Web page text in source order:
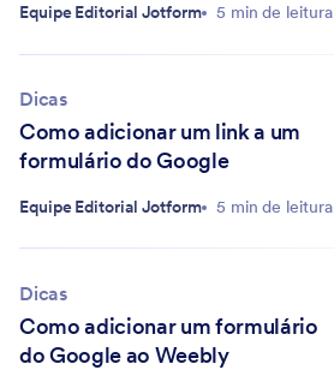
Equipe Editorial Jotform 5 min de leitura
Dicas
Como adicionar um link a um
formulário do Google
Equipe Editorial Jotform 5 min de leitura
Dicas
Como adicionar um formulário
do Google ao Weebly